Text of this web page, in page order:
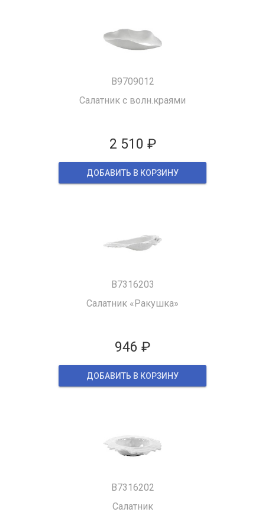
B9709012
Салатник с волн.краями
2 510 ₽
ДОБАВИТЬ В КОРЗИНУ
B7316203
Салатник «Ракушка»
946 ₽
ДОБАВИТЬ В КОРЗИНУ
B7316202
Салатник